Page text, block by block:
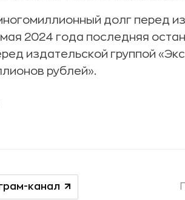
долг перед
2024 года последняя
издательской группой
рублей».
канал